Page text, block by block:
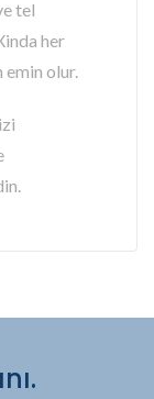
tel
her
emin olur.